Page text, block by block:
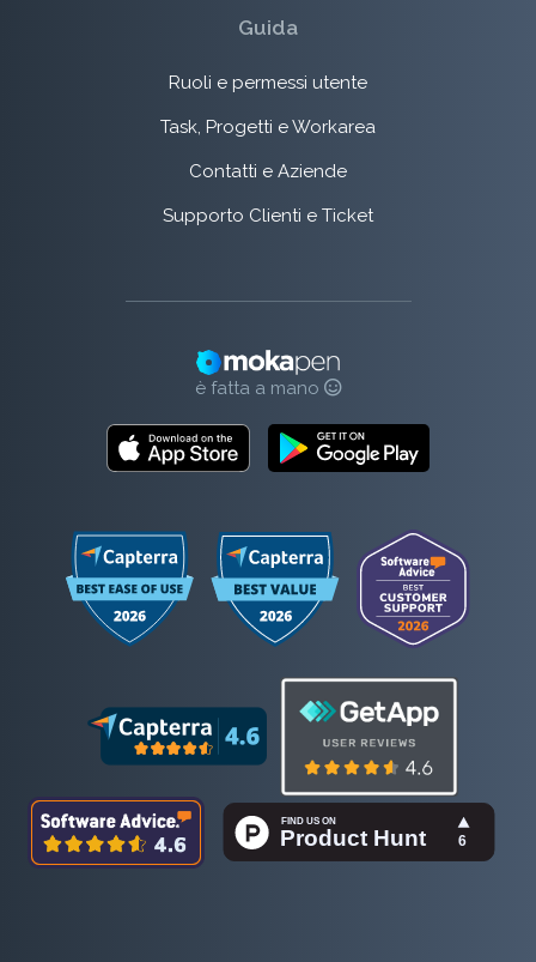
Guida
Ruoli e permessi utente
Task, Progetti e Workarea
Contatti e Aziende
Supporto Clienti e Ticket
è fatta a mano